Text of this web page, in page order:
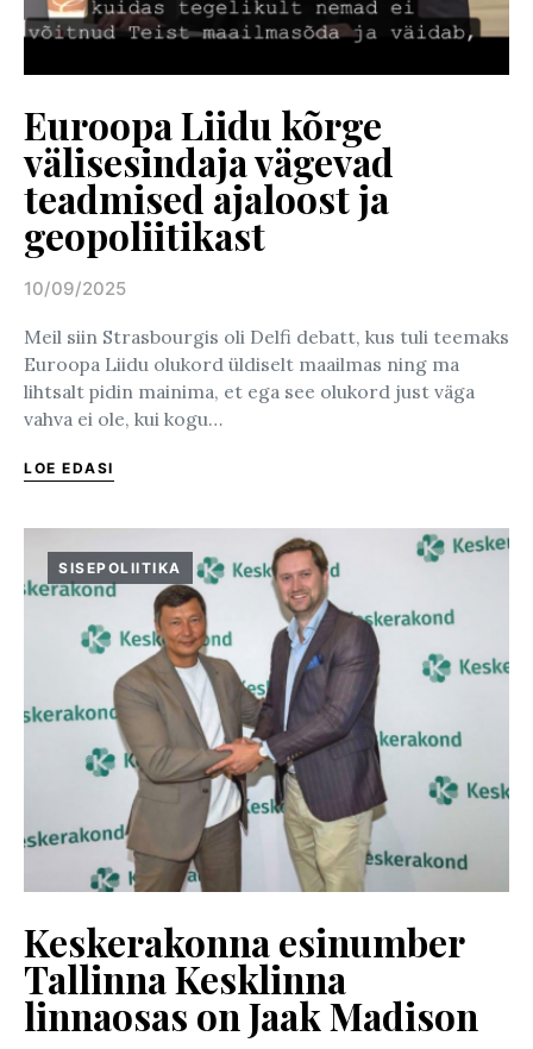
Euroopa Liidu kõrge
välisesindaja vägevad
teadmised ajaloost ja
geopoliitikast
Posted on
10/09/2025
Meil siin Strasbourgis oli Delfi debatt, kus tuli teemaks
Euroopa Liidu olukord üldiselt maailmas ning ma
lihtsalt pidin mainima, et ega see olukord just väga
vahva ei ole, kui kogu…
LOE EDASI
SISEPOLIITIKA
Keskerakonna esinumber
Tallinna Kesklinna
linnaosas on Jaak Madison